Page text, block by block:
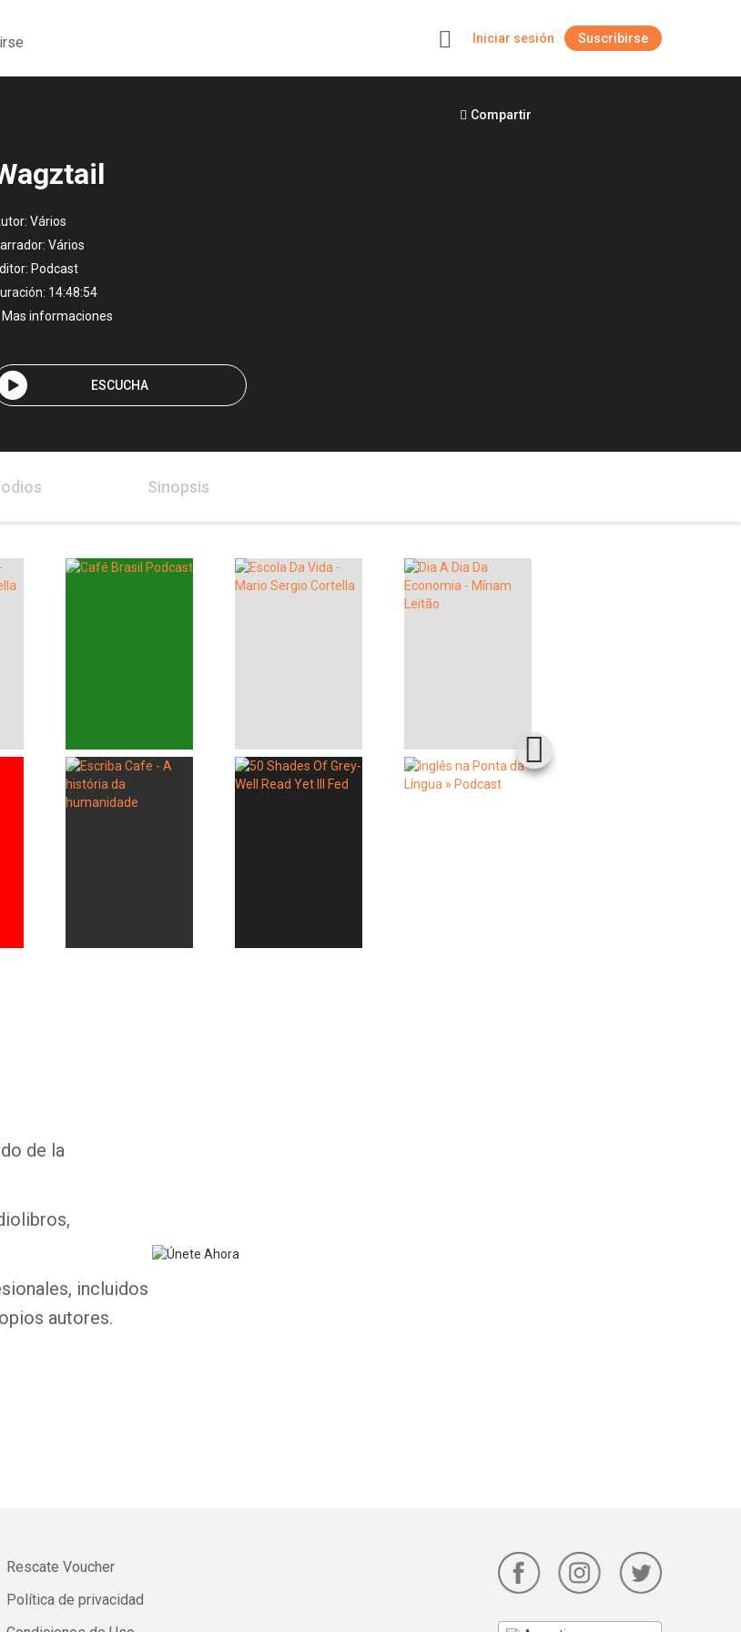
Iniciar sesión Suscribirse
Compartir
Vários
Vários
Podcast
14:48:54
Mas informaciones
ESCUCHA
Sinopsis
de la
incluidos
autores.
Rescate Voucher
Política de privacidad